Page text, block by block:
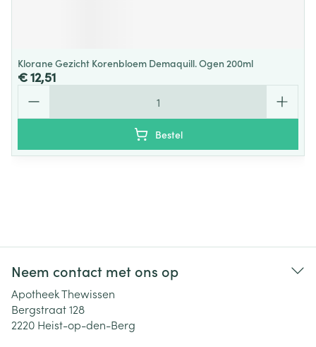
Klorane Gezicht Korenbloem Demaquill. Ogen 200ml
€ 12,51
Bestel
Neem contact met ons op
Apotheek Thewissen
Bergstraat 128
2220 Heist-op-den-Berg